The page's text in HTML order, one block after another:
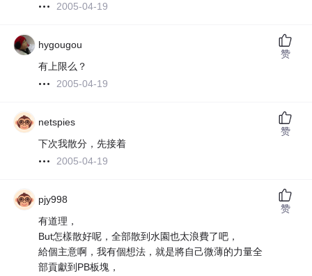
2005-04-19
hygougou
有上限么？
2005-04-19
赞
netspies
下次我散分，先接着
2005-04-19
赞
pjy998
有道理，
But怎樣散好呢，全部散到水園也太浪費了吧，
給個主意啊，我有個想法，就是將自己微薄的力量全
部貢獻到PB板塊，
赞